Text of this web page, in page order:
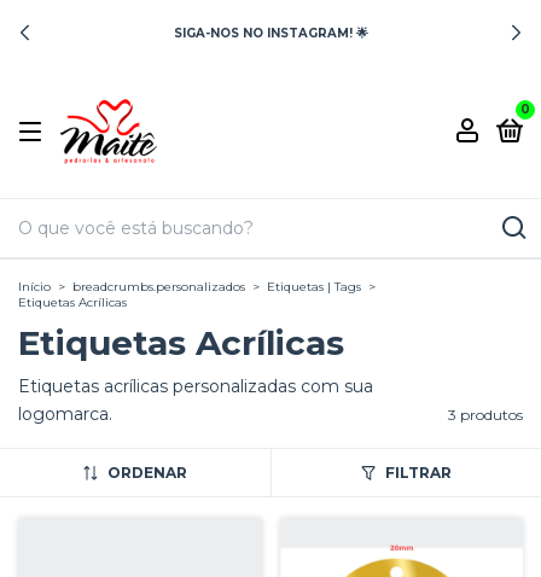
SIGA-NOS NO INSTAGRAM! 🌟
0
Início > breadcrumbs.personalizados > Etiquetas | Tags >
Etiquetas Acrílicas
Etiquetas Acrílicas
Etiquetas acrílicas personalizadas com sua
logomarca.
3 produtos
ORDENAR FILTRAR